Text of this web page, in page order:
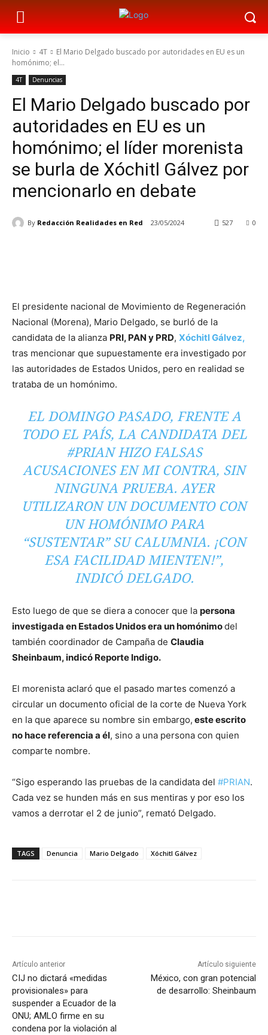
Inicio 4T
El Mario Delgado buscado por autoridades en EU es un
homónimo; el...
4T Denuncias
El Mario Delgado buscado por
autoridades en EU es un
homónimo; el líder morenista
se burla de Xóchitl Gálvez por
mencionarlo en debate
By Redacción Realidades en Red 23/05/2024 0
527
El presidente nacional de Movimiento de Regeneración
Nacional (Morena), Mario Delgado, se burló de la
candidata de la alianza PRI, PAN y PRD, Xóchitl Gálvez,
tras mencionar que supuestamente era investigado por
las autoridades de Estados Unidos, pero en realidad se
trataba de un homónimo.
EL DOMINGO PASADO, FRENTE A
TODO EL PAÍS, LA CANDIDATA DEL
#PRIAN HIZO FALSAS
ACUSACIONES EN MI CONTRA, SIN
NINGUNA PRUEBA. AYER
UTILIZARON UN DOCUMENTO CON
UN HOMÓNIMO PARA
“SUSTENTAR” SU CALUMNIA. ¡CON
ESA FACILIDAD MIENTEN!”,
INDICÓ DELGADO.
Esto luego de que se diera a conocer que la persona
investigada en Estados Unidos era un homónimodel
también coordinador de Campaña de Claudia
Sheinbaum, indicó Reporte Indigo.
El morenista aclaró que el pasado martes comenzó a
circular un documento oficial de la corte de Nueva York
en la que aparece su nombre sin embargo, este escrito
no hace referencia a él, sino a una persona con quien
comparte nombre.
“Sigo esperando las pruebas de la candidata del #PRIAN.
Cada vez se hunden más en sus mentiras y por eso los
vamos a derrotar el 2 de junio”, remató Delgado.
TAGS Denuncia Mario Delgado Xóchitl Gálvez
Artículo anterior
CIJ no dictará «medidas
provisionales» para
suspender a Ecuador de la
ONU; AMLO firme en su
condena por la violación al
Artículo siguiente
México, con gran potencial
de desarrollo: Sheinbaum